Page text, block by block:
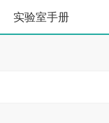
实验室手册